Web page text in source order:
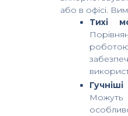
або в офісі.
Тихі
Можуть